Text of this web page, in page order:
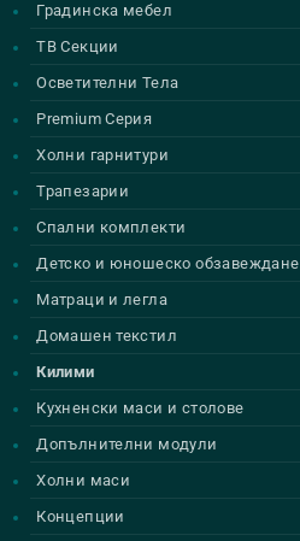
Градинска мебел
ТВ Секции
Осветителни Тела
Premium Серия
Холни гарнитури
Трапезарии
Спални комплекти
Детско и юношеско обзавеждане
Матраци и легла
Домашен текстил
Килими
Кухненски маси и столове
Допълнителни модули
Холни маси
Концепции